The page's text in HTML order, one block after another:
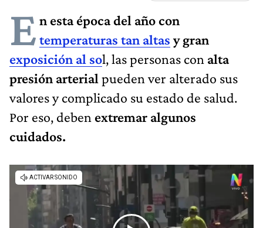
E n esta época del año con
temperaturas tan altasy gran
exposición al sol, las personas con alta
presión arterial pueden ver alterado sus
valores y complicado su estado de salud.
Por eso, deben extremar algunos
cuidados.